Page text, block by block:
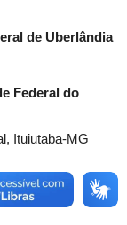
de Uberlândia
Federal do
Ituiutaba-MG